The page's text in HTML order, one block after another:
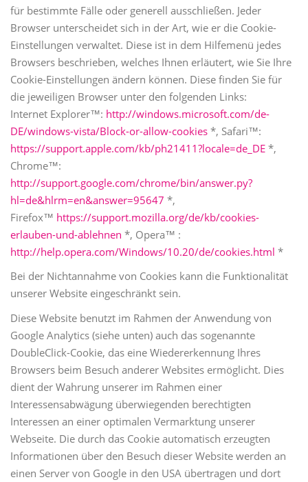
für bestimmte Fälle oder generell ausschließen. Jeder
Browser unterscheidet sich in der Art, wie er die Cookie-
Einstellungen verwaltet. Diese ist in dem Hilfemenü jedes
Browsers beschrieben, welches Ihnen erläutert, wie Sie Ihre
Cookie-Einstellungen ändern können. Diese finden Sie für
die jeweiligen Browser unter den folgenden Links:
Internet Explorer™: http://windows.microsoft.com/de-
DE/windows-vista/Block-or-allow-cookies *, Safari™:
https://support.apple.com/kb/ph21411?locale=de_DE *,
Chrome™:
http://support.google.com/chrome/bin/answer.py?
hl=de&hlrm=en&answer=95647 *,
Firefox™ https://support.mozilla.org/de/kb/cookies-
erlauben-und-ablehnen *, Opera™ :
http://help.opera.com/Windows/10.20/de/cookies.html *
Bei der Nichtannahme von Cookies kann die Funktionalität
unserer Website eingeschränkt sein.
Diese Website benutzt im Rahmen der Anwendung von
Google Analytics (siehe unten) auch das sogenannte
DoubleClick-Cookie, das eine Wiedererkennung Ihres
Browsers beim Besuch anderer Websites ermöglicht. Dies
dient der Wahrung unserer im Rahmen einer
Interessensabwägung überwiegenden berechtigten
Interessen an einer optimalen Vermarktung unserer
Webseite. Die durch das Cookie automatisch erzeugten
Informationen über den Besuch dieser Website werden an
einen Server von Google in den USA übertragen und dort